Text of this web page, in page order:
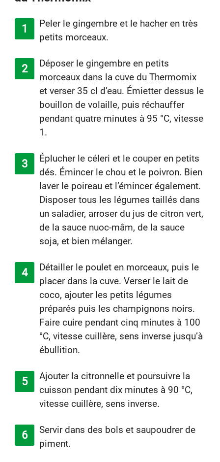
Peler le gingembre et le hacher en très
petits morceaux.
Déposer le gingembre en petits
morceaux dans la cuve du Thermomix
et verser 35 cl d’eau. Émietter dessus le
bouillon de volaille, puis réchauffer
pendant quatre minutes à 95 °C, vitesse
1.
Éplucher le céleri et le couper en petits
dés. Émincer le chou et le poivron. Bien
laver le poireau et l’émincer également.
Disposer tous les légumes taillés dans
un saladier, arroser du jus de citron vert,
de la sauce nuoc-mâm, de la sauce
soja, et bien mélanger.
Détailler le poulet en morceaux, puis le
placer dans la cuve. Verser le lait de
coco, ajouter les petits légumes
préparés puis les champignons noirs.
Faire cuire pendant cinq minutes à 100
°C, vitesse cuillère, sens inverse jusqu’à
ébullition.
Ajouter la citronnelle et poursuivre la
cuisson pendant dix minutes à 90 °C,
vitesse cuillère, sens inverse.
Servir dans des bols et saupoudrer de
piment.